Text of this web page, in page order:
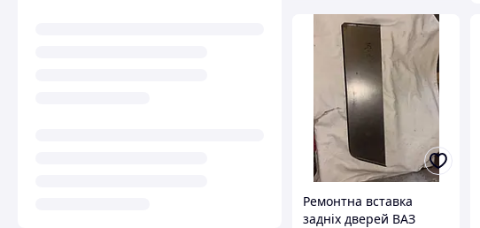
Ремонтна вставка
задніх дверей ВАЗ